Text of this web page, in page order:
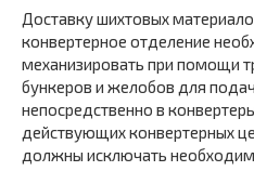
Доставку шихтовых
конвертерное отделение
механизировать при помощи
бункеров и желобов для
непосредственно в
действующих конвертерных
должны исключать